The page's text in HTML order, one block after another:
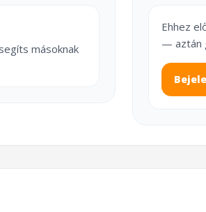
másoknak
Ehhez
— aztán